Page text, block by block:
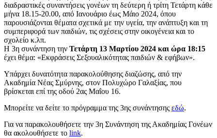
διαδραστικές συναντήσεις γονέων τη δεύτερη ή τρίτη Τετάρτη κάθε
μήνα 18.15-20.00, από Ιανουάριο έως Μάιο 2024, όπου
παρουσιάζονται θέματα σχετικά με την υγεία, την ανάπτυξη και τη
συμπεριφορά των παιδιών, τις σχέσεις στην οικογένεια και το
σχολείο κ.λπ.
Η 3η συνάντηση την Τετάρτη 13 Μαρτίου 2024 και ώρα 18:15
έχει θέμα: «Εκφράσεις Σεξουαλικότητας παιδιών & εφήβων».
Υπάρχει δυνατότητα παρακολούθησης διαζώσης, από την
Ακαδημία Νέας Σμύρνης, στον Πολυχώρο Γαλαξίας, που
βρίσκεται επί της οδού 2ας Μαΐου 16.
Μπορείτε να δείτε το πρόγραμμα της 3ης συνάντησης εδώ.
Για να παρακολουθήσετε την 3η Συνάντηση της Ακαδημίας Γονέων
θα ακολουθήσετε το link.